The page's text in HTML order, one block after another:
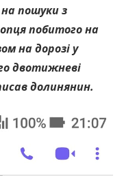
пошуки з
побитого на
на дорозі у
двотижневі
долинянин.